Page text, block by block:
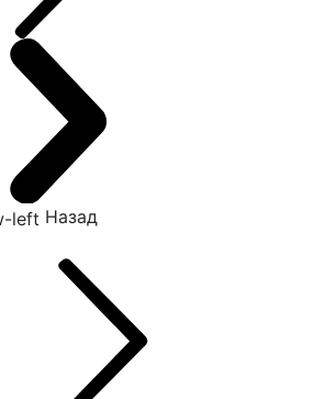
Назад